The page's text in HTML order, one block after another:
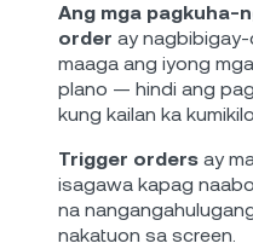
Ang mga pagkuha-
order ay
maaga ang iyong
plano — hindi ang
kung kailan ka
Trigger orders ay
isagawa kapag
na
nakatuon sa screen.